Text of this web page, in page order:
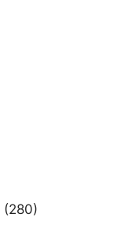
(280)